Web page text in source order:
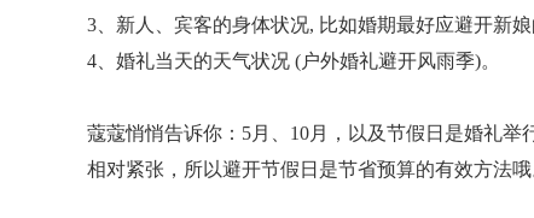
3、新人、宾客的身体状况, 比如婚期最好应避开新娘
4、婚礼当天的天气状况 (户外婚礼避开风雨季)。
蔻蔻悄悄告诉你：5月、10月，以及节假日是婚礼
相对紧张，所以避开节假日是节省预算的有效方法哦